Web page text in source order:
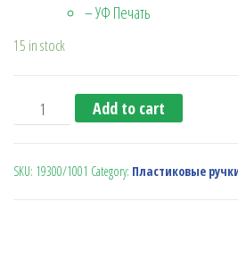
– УФ Печать
15 in stock
Шариковая ручка Basic new
Add to cart
SKU: 19300/1001 Category: Пластиковые